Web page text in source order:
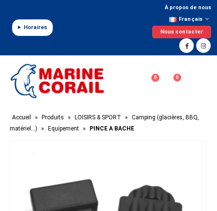
Horaires
À propos de nous
Français
Nous contacter
0 0
Accueil » Produits » LOISIRS & SPORT »
Camping (glacières, BBQ,
matériel…)
» Equipement » PINCE A BACHE